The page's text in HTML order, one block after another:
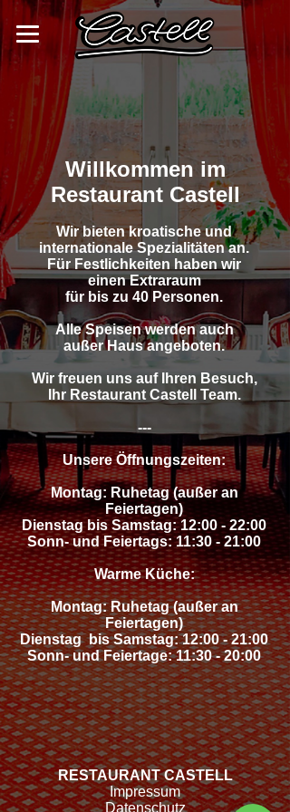
Willkommen im
Restaurant Castell
Wir bieten kroatische und
internationale Spezialitäten an.
Für Festlichkeiten haben wir
einen Extraraum
für bis zu 40 Personen.
Alle Speisen werden auch
außer Haus angeboten.
Wir freuen uns auf Ihren Besuch,
Ihr Restaurant Castell Team.
---
Unsere Öffnungszeiten:
Montag: Ruhetag (außer an
Feiertagen)
Dienstag bis Samstag: 12:00 - 22:00
Sonn- und Feiertags: 11:30 - 21:00
Warme Küche:
Montag: Ruhetag (außer an
Feiertagen)
Dienstag bis Samstag: 12:00 - 21:00
Sonn- und Feiertage: 11:30 - 20:00
RESTAURANT CASTELL
Impressum
Datenschutz